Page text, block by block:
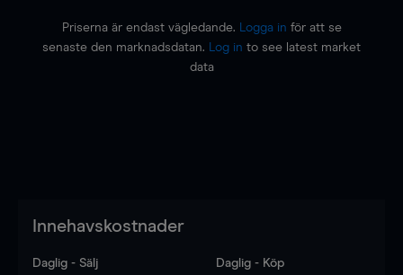
Priserna är endast vägledande. Logga in för att se
senaste den marknadsdatan.
Log in to see latest market
data
Innehavskostnader
Daglig - Sälj Daglig - Köp